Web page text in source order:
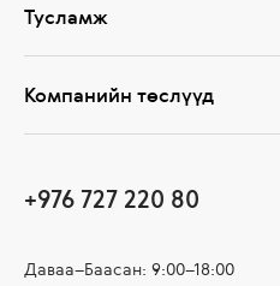
Тусламж
Компанийн төслүүд
+976 727 220 80
Даваа–Баасан: 9:00–18:00